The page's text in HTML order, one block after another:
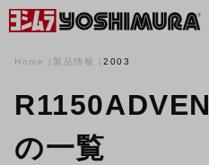
Home 製品情報 2003
の一覧